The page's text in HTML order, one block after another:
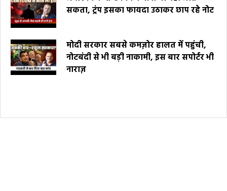
सकता, ट्रंप इसका फायदा उठाकर छाप रहे नोट
मोदी सरकार सबसे कमज़ोर हालत में पहुंची,
नोटबंदी से भी बड़ी नाकामी, इस बार सपोर्टर भी
नाराज़